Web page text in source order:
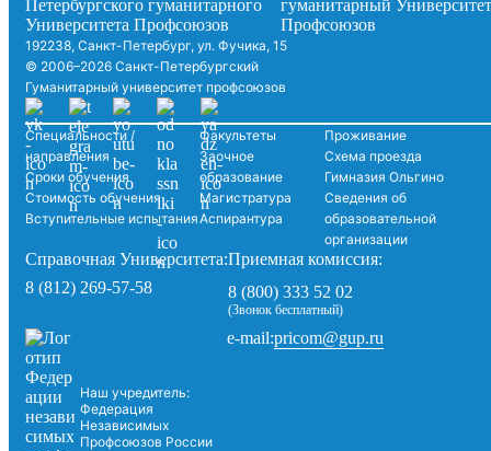
192238, Санкт-Петербург, ул. Фучика, 15
© 2006–2026 Санкт-Петербургский
Гуманитарный университет профсоюзов
Специальности /
направления
Сроки обучения
Стоимость обучения
Вступительные испытания
Факультеты
Заочное
образование
Магистратура
Аспирантура
Проживание
Схема проезда
Гимназия Ольгино
Сведения об
образовательной
организации
Справочная Университета:
8 (812) 269-57-58
Приемная комиссия:
8 (800) 333 52 02
(Звонок бесплатный)
Наш учредитель:
Федерация
Независимых
Профсоюзов России
e-mail:pricom@gup.ru